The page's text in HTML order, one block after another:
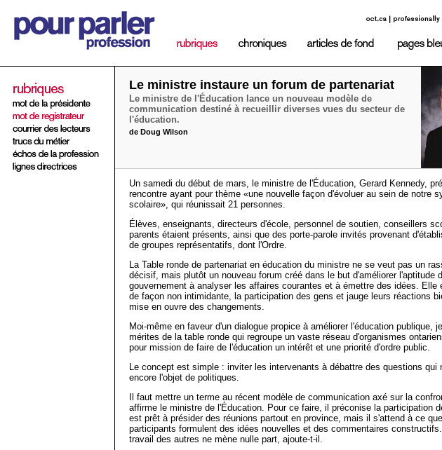
Le ministre instaure un forum de partenariat
Le ministre de l'Éducation lance un nouveau modèle de
communication destiné à recueillir diverses vues du secteur de
l'éducation.
de Doug Wilson
Un samedi du début de mars, le ministre de l'Éducation, Gerard Kennedy,
rencontre ayant pour thème «une nouvelle façon d'évoluer au sein de notre
scolaire», qui réunissait 21 personnes.
Élèves, enseignants, directeurs d'école, personnel de soutien, conseillers
parents étaient présents, ainsi que des porte-parole invités provenant
de groupes représentatifs, dont l'Ordre.
La Table ronde de partenariat en éducation du ministre ne se veut pas un
décisif, mais plutôt un nouveau forum créé dans le but d'améliorer l'aptitude
gouvernement à analyser les affaires courantes et à émettre des idées. Elle
de façon non intimidante, la participation des gens et jauge leurs réactions
mise en ouvre des changements.
Moi-même en faveur d'un dialogue propice à améliorer l'éducation publique,
mérites de la table ronde qui regroupe un vaste réseau d'organismes
pour mission de faire de l'éducation un intérêt et une priorité d'ordre public.
Le concept est simple : inviter les intervenants à débattre des questions qui
encore l'objet de politiques.
Il faut mettre un terme au récent modèle de communication axé sur la
affirme le ministre de l'Éducation. Pour ce faire, il préconise la participation
est prêt à présider des réunions partout en province, mais il s'attend à ce
participants formulent des idées nouvelles et des commentaires
travail des autres ne mène nulle part, ajoute-t-il.